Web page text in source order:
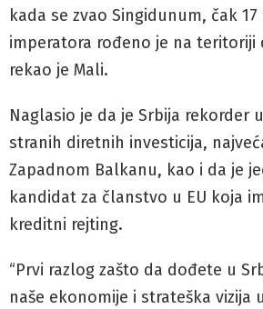
kada se zvao Singidunum, čak
imperatora rođeno je na teritoriji
rekao je Mali.
Naglasio je da je Srbija rekorder
stranih diretnih investicija,
Zapadnom Balkanu, kao i da je
kandidat za članstvo u EU koja
kreditni rejting.
“Prvi razlog zašto da dođete u
naše ekonomije i strateška vizija